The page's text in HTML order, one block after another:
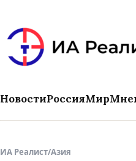
НовостиРоссияМир
ИА Реалист/Азия